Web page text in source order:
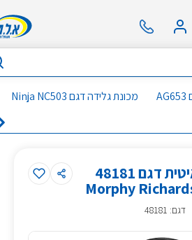
מכונת גלידה דגם Ninja NC503
מסחטת מיצים איטית דגם 48181
דגם: 48181